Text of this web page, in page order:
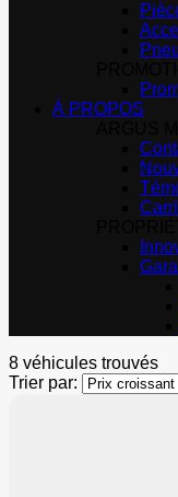
À PROPOS
8 véhicules trouvés
Trier par: